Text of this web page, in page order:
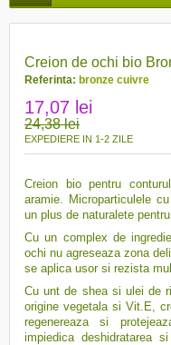
Creion de ochi bio
Referinta: bronze cuivre
17,07 lei
24,38 lei
EXPEDIERE IN 1-2 ZILE
Creion bio pentru
aramie. Microparticulele
un plus de naturalete
Cu un complex de
ochi nu agreseaza zona
se aplica usor si rezista
Cu unt de shea si ulei de
origine vegetala si Vit.E,
regenereaza si
impiedica deshidratarea